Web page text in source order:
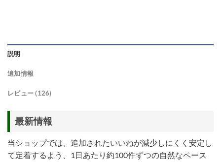
説明
追加情報
レビュー (126)
最新情報
当ショップでは、追加されたいいねが減少しにくく安定し
て定着するよう、1日あたり約100件ずつの自然なペース